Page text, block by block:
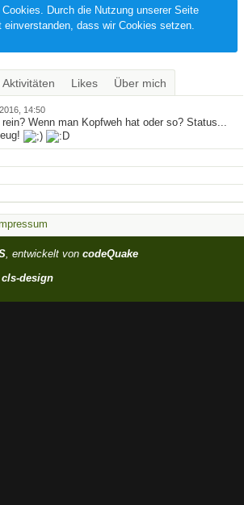
Durch die Nutzung unserer Seite
dass wir Cookies setzen.
Aktivitäten Likes
Über mich
14:50
Wenn man Kopfweh hat oder so? Status...
, entwickelt von codeQuake
cls-design